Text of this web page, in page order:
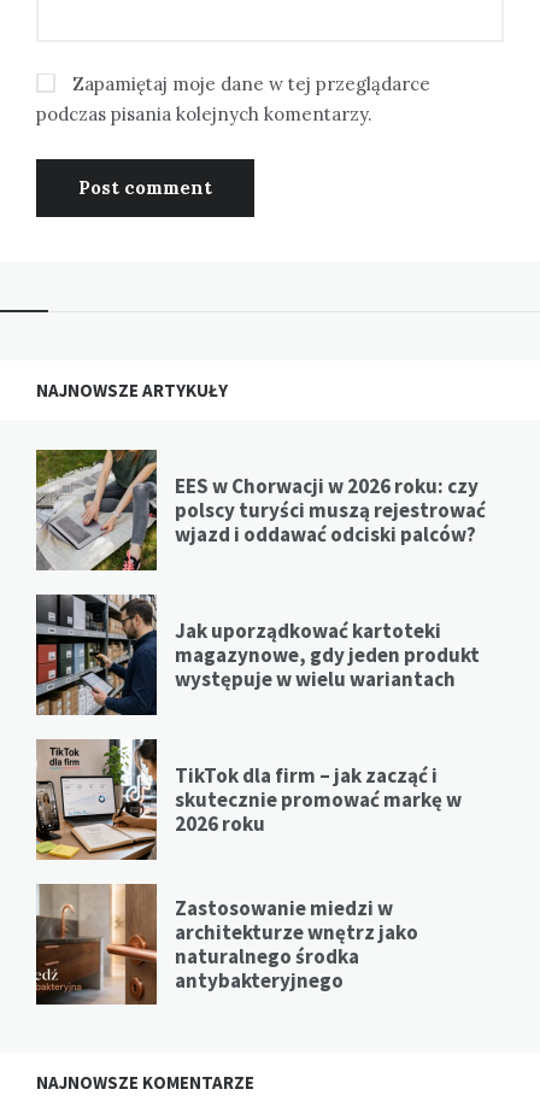
Zapamiętaj moje dane w tej przeglądarce
podczas pisania kolejnych komentarzy.
NAJNOWSZE ARTYKUŁY
EES w Chorwacji w 2026 roku: czy
polscy turyści muszą rejestrować
wjazd i oddawać odciski palców?
Jak uporządkować kartoteki
magazynowe, gdy jeden produkt
występuje w wielu wariantach
TikTok dla firm – jak zacząć i
skutecznie promować markę w
2026 roku
Zastosowanie miedzi w
architekturze wnętrz jako
naturalnego środka
antybakteryjnego
NAJNOWSZE KOMENTARZE